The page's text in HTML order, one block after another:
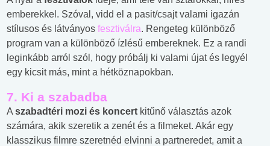
emberekkel. Szóval, vidd el a pasit/csajt valami igazán
stílusos és látványos fesztiválra. Rengeteg különböző
program van a különböző ízlésű embereknek. Ez a randi
leginkább arról szól, hogy próbálj ki valami újat és legyél
egy kicsit más, mint a hétköznapokban.
7. Ki a szabadba
A szabadtéri mozi és koncert kitűnő választás azok
számára, akik szeretik a zenét és a filmeket. Akár egy
klasszikus filmre szeretnéd elvinni a partneredet, amit a